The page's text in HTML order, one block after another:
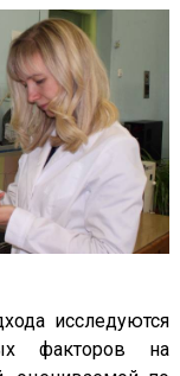
исследуются
факторов на